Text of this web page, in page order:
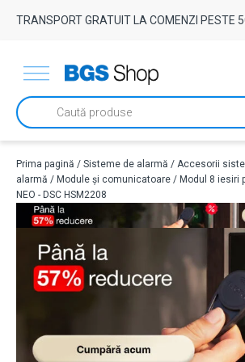
TRANSPORT GRATUIT LA COMENZI PESTE
Products
search
Prima pagină / Sisteme de alarmă / Accesorii
alarmă / Module și comunicatoare / Modul 8 iesiri
NEO - DSC HSM2208